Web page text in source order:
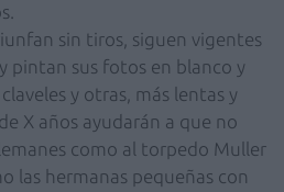
sin tiros, siguen vigentes
pintan sus fotos en blanco y
y otras, más lentas y
X años ayudarán a que no
como al torpedo Muller
las hermanas pequeñas con